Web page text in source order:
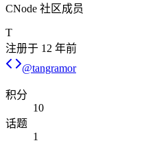
CNode 社区成员
T
注册于 12 年前
@tangramor
积分
10
话题
1